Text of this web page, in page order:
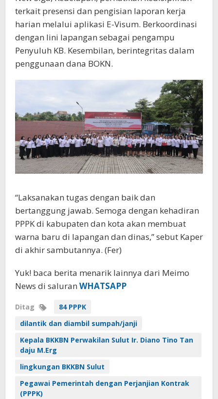
terkait presensi dan pengisian laporan kerja
harian melalui aplikasi E-Visum. Berkoordinasi
dengan lini lapangan sebagai pengampu
Penyuluh KB. Kesembilan, berintegritas dalam
penggunaan dana BOKN.
“Laksanakan tugas dengan baik dan
bertanggung jawab. Semoga dengan kehadiran
PPPK di kabupaten dan kota akan membuat
warna baru di lapangan dan dinas,” sebut Kaper
di akhir sambutannya. (Fer)
Yuk! baca berita menarik lainnya dari Meimo
News di saluran WHATSAPP
Ditag
84 PPPK
dilantik dan diambil sumpah/janji
Kepala BKKBN Perwakilan Sulut Ir. Diano Tino Tan
daju M.Erg
lingkungan BKKBN Sulut
Pegawai Pemerintah dengan Perjanjian Kontrak
(PPPK)